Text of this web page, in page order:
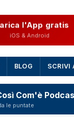
l'App gratis
iOS & Android
BLOG SCRIVI
Com'è
le puntate